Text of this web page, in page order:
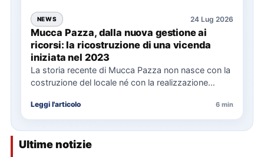
NEWS 24 Lug 2026
Mucca Pazza, dalla nuova gestione ai
ricorsi: la ricostruzione di una vicenda
iniziata nel 2023
La storia recente di Mucca Pazza non nasce con la
costruzione del locale né con la realizzazione
Leggi l'articolo 6 min
Ultime notizie